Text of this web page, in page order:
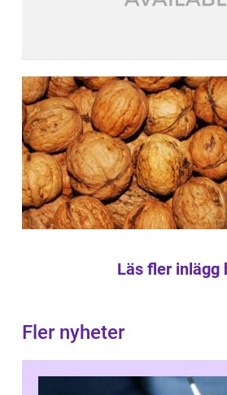
Läs fler inlägg
Fler nyheter